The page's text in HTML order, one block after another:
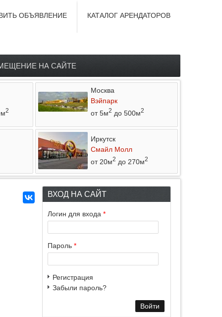
КАТАЛОГ АРЕНДАТОРОВ
ОБЪЯВЛЕНИЕ
НА САЙТЕ
2
Москва
Вэйпарк
от 5м2 до 500м2
Иркутск
Смайл Молл
от 20м2 до 270м2
ВХОД НА САЙТ
Логин для входа *
Пароль *
Регистрация
Забыли пароль?